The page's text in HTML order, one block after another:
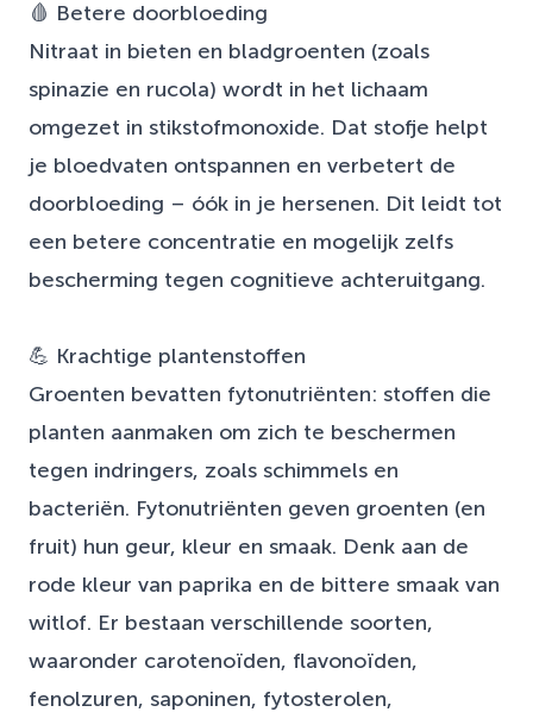
🩸 Betere doorbloeding
Nitraat in bieten en bladgroenten (zoals
spinazie en rucola) wordt in het lichaam
omgezet in stikstofmonoxide. Dat stofje helpt
je bloedvaten ontspannen en verbetert de
doorbloeding – óók in je hersenen. Dit leidt tot
een betere concentratie en mogelijk zelfs
bescherming tegen cognitieve achteruitgang.
💪 Krachtige plantenstoffen
Groenten bevatten fytonutriënten: stoffen die
planten aanmaken om zich te beschermen
tegen indringers, zoals schimmels en
bacteriën. Fytonutriënten geven groenten (en
fruit) hun geur, kleur en smaak. Denk aan de
rode kleur van paprika en de bittere smaak van
witlof. Er bestaan verschillende soorten,
waaronder carotenoïden, flavonoïden,
fenolzuren, saponinen, fytosterolen,